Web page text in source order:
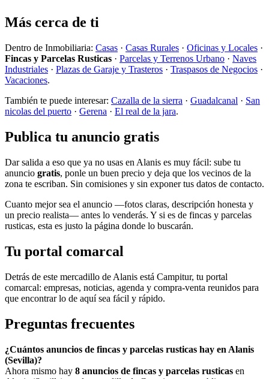
Más cerca de ti
Dentro de Inmobiliaria: Casas · Casas Rurales · Oficinas y Locales ·
Fincas y Parcelas Rusticas · Parcelas y Terrenos Urbano · Naves
Industriales · Plazas de Garaje y Trasteros · Traspasos de Negocios ·
Vacaciones.
También te puede interesar: Cazalla de la sierra · Guadalcanal · San
nicolas del puerto · Gerena · El real de la jara.
Publica tu anuncio gratis
Dar salida a eso que ya no usas en Alanis es muy fácil: sube tu
anuncio gratis, ponle un buen precio y deja que los vecinos de la
zona te escriban. Sin comisiones y sin exponer tus datos de contacto.
Cuanto mejor sea el anuncio —fotos claras, descripción honesta y
un precio realista— antes lo venderás. Y si es de fincas y parcelas
rusticas, esta es justo la página donde lo buscarán.
Tu portal comarcal
Detrás de este mercadillo de Alanis está Campitur, tu portal
comarcal: empresas, noticias, agenda y compra-venta reunidos para
que encontrar lo de aquí sea fácil y rápido.
Preguntas frecuentes
¿Cuántos anuncios de fincas y parcelas rusticas hay en Alanis
(Sevilla)?
Ahora mismo hay 8 anuncios de fincas y parcelas rusticas en